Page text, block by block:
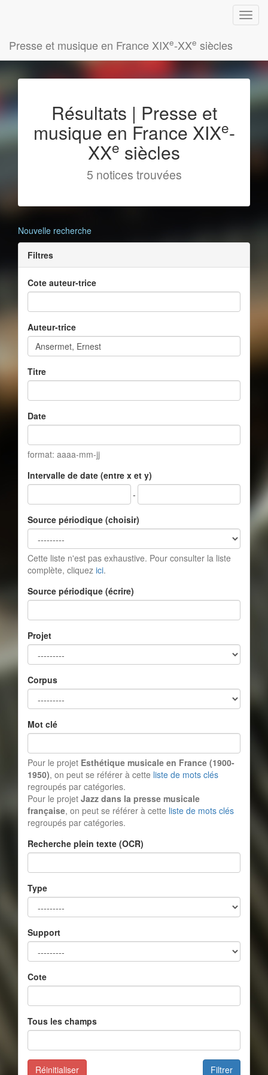
Presse et musique en France XIXe-XXe siècles
Résultats | Presse et
musique en France XIXe-
XXe siècles
5 notices trouvées
Nouvelle recherche
Filtres
Cote auteur-trice
Auteur-trice
Titre
Date
format: aaaa-mm-jj
Intervalle de date (entre x et y)
-
Source périodique (choisir)
Cette liste n'est pas exhaustive. Pour consulter la liste
complète, cliquez ici.
Source périodique (écrire)
Projet
Corpus
Mot clé
Pour le projet Esthétique musicale en France (1900-
1950), on peut se référer à cette liste de mots clés
regroupés par catégories.
Pour le projet Jazz dans la presse musicale
française, on peut se référer à cette liste de mots clés
regroupés par catégories.
Recherche plein texte (OCR)
Type
Support
Cote
Tous les champs
Filtrer
Réinitialiser